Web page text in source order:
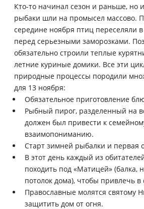
Кто-то начинал сезон и раньше, но
рыбаки шли на промысел массово.
середине ноября птиц переселяли
перед серьезными заморозками.
обязательно строили теплые
летние куриные домики. Все эти
природные процессы породили
для 13 ноября:
Обязательное приготовление
Рыбный пирог, разделенный на
должен был привести к
взаимопониманию.
Старт зимней рыбалки и первая
В этот день каждый из
походить под «Матицей» (балка,
потолок дома), чтобы привлечь в
Православные молятся святому
защитить дом от огня.